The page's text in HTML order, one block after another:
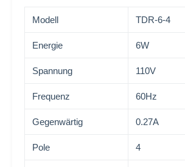
Modell TDR-6-4
Energie 6W
Spannung 110V
Frequenz 60Hz
Gegenwärtig 0.27A
Pole 4